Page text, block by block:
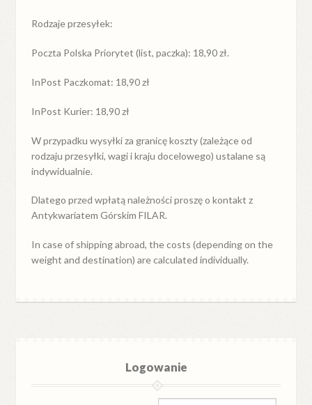
Rodzaje przesyłek:
Poczta Polska Priorytet (list, paczka): 18,90 zł.
InPost Paczkomat: 18,90 zł
InPost Kurier: 18,90 zł
W przypadkuwysyłkiza granicękoszty (zależące od
rodzaju przesyłki, wagi i kraju docelowego) ustalane są
indywidualnie.
Dlatego przed wpłatą należności proszę o kontakt z
Antykwariatem Górskim FILAR.
In case of shipping abroad, the costs (depending on the
weight and destination) are calculated individually.
Logowanie